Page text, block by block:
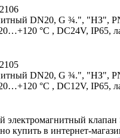
DN20, G ¾.", "НЗ",
°С , DC24V, IP65,
DN20, G ¾.", "НЗ",
°С , DC12V, IP65,
электромагнитный
купить в интернет-